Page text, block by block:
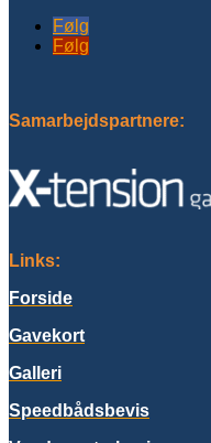
Følg
Følg
Samarbejdspartnere:
Links:
Forside
Gavekort
Galleri
Speedbådsbevis